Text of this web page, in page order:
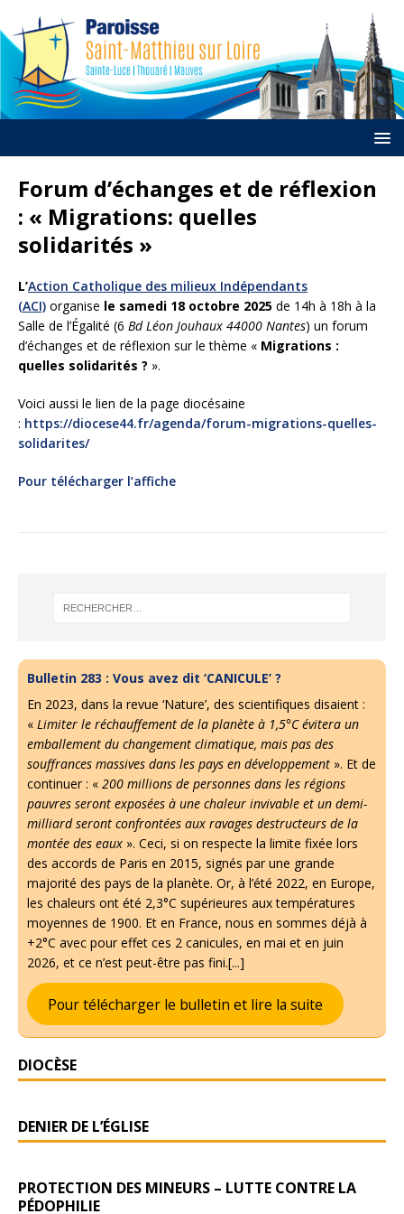
Forum d’échanges et de réflexion
: « Migrations: quelles
solidarités »
L’Action Catholique des milieux Indépendants
(ACI) organise le samedi 18 octobre 2025 de 14h à 18h à la
Salle de l’Égalité (6 Bd Léon Jouhaux 44000 Nantes) un forum
d’échanges et de réflexion sur le thème « Migrations :
quelles solidarités ? ».
Voici aussi le lien de la page diocésaine
: https://diocese44.fr/agenda/forum-migrations-quelles-
solidarites/
Pour télécharger l’affiche
Bulletin 283 : Vous avez dit ‘CANICULE’ ?
En 2023, dans la revue ‘Nature’, des scientifiques disaient :
« Limiter le réchauffement de la planète à 1,5°C évitera un
emballement du changement climatique, mais pas des
souffrances massives dans les pays en développement ». Et de
continuer : « 200 millions de personnes dans les régions
pauvres seront exposées à une chaleur invivable et un demi-
milliard seront confrontées aux ravages destructeurs de la
montée des eaux ». Ceci, si on respecte la limite fixée lors
des accords de Paris en 2015, signés par une grande
majorité des pays de la planète. Or, à l’été 2022, en Europe,
les chaleurs ont été 2,3°C supérieures aux températures
moyennes de 1900. Et en France, nous en sommes déjà à
+2°C avec pour effet ces 2 canicules, en mai et en juin
2026, et ce n’est peut-être pas fini.[...]
Pour télécharger le bulletin et lire la suite
DIOCÈSE
DENIER DE L’ÉGLISE
PROTECTION DES MINEURS – LUTTE CONTRE LA
PÉDOPHILIE